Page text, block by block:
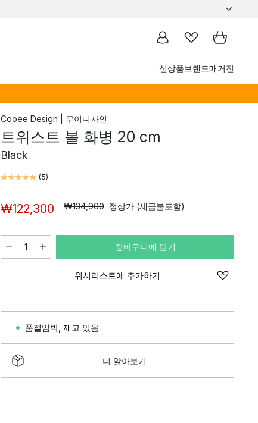
신상품브랜드매거진
Cooee Design | 쿠이디자인
트위스트 볼 화병 20 cm
Black
(5)
₩122,300 ₩134,900 정상가 (세금불포함)
장바구니에 담기
위시리스트에 추가하기
품절임박 재고 있음
더 알아보기